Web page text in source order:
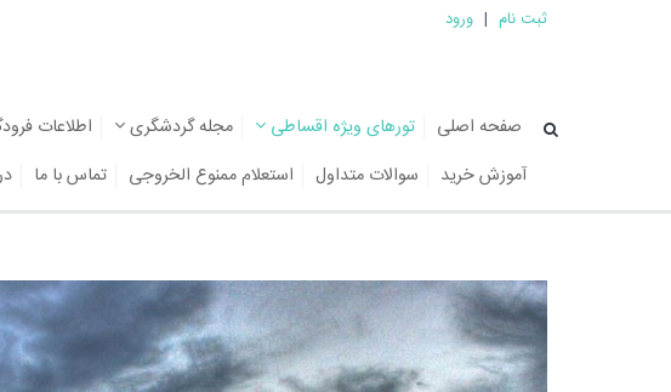
ثبت نام | ورود
صفحه اصلی تورهای ویژه اقساطی مجله گردشگری اطلاعات
آموزش خرید
سوالات متداول استعلام ممنوع الخروجی تماس با ما